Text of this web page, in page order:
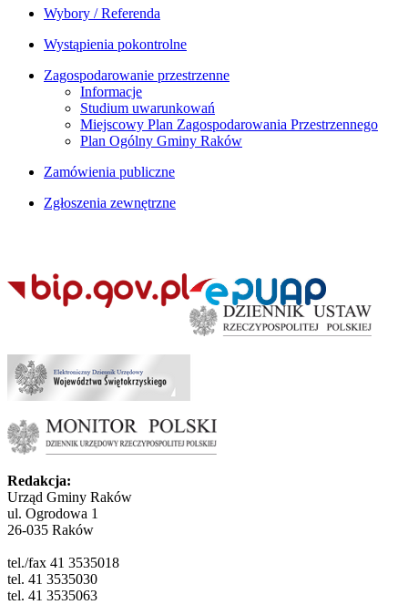
Wybory / Referenda
Wystąpienia pokontrolne
Zagospodarowanie przestrzenne
Informacje
Studium uwarunkowań
Miejscowy Plan Zagospodarowania Przestrzennego
Plan Ogólny Gminy Raków
Zamówienia publiczne
Zgłoszenia zewnętrzne
Redakcja:
Urząd Gminy Raków
ul. Ogrodowa 1
26-035 Raków
tel./fax 41 3535018
tel. 41 3535030
tel. 41 3535063